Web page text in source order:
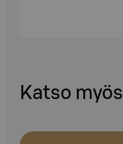
Katso myös